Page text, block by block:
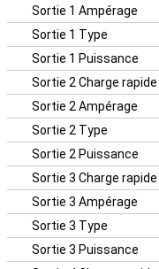
Sortie 1 Ampérage
Sortie 1 Type
Sortie 1 Puissance
Sortie 2 Charge rapide
Sortie 2 Ampérage
Sortie 2 Type
Sortie 2 Puissance
Sortie 3 Charge rapide
Sortie 3 Ampérage
Sortie 3 Type
Sortie 3 Puissance